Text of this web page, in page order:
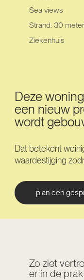
Sea views
Strand: 30 meter
Ziekenhuis
Deze
een nieuw
wordt
Dat betekent
waardestijging
plan een
Zo ziet
er in de